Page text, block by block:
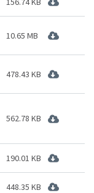
10.65 MB
478.43 KB
562.78 KB
190.01 KB
448.35 KB